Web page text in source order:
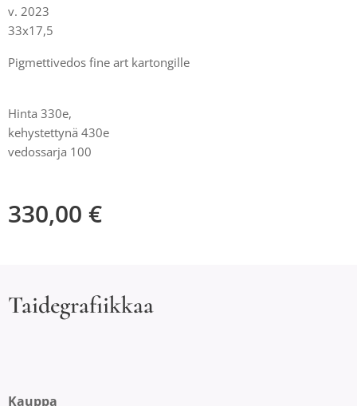
v. 2023
33x17,5
Pigmettivedos fine art kartongille
Hinta 330e,
kehystettynä 430e
vedossarja 100
330,00 €
Taidegrafiikkaa
Kauppa